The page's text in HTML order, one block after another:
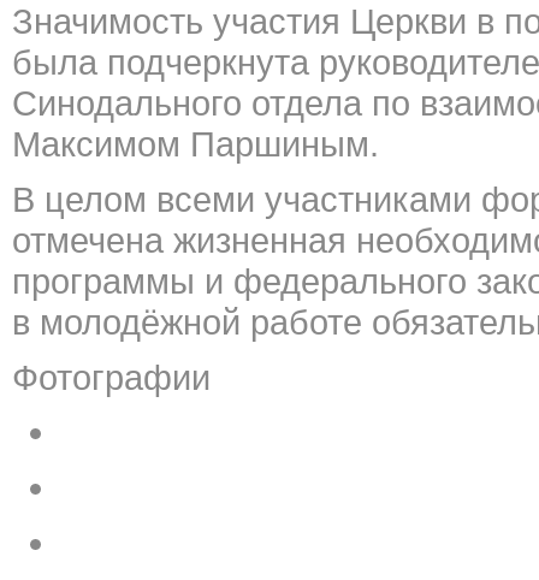
Значимость участия Церкви в
была подчеркнута
Синодального отдела по
Максимом Паршиным.
В целом всеми участниками
отмечена жизненная
программы и федерального
в молодёжной работе
Фотографии